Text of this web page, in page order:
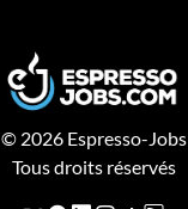
© 2026 Espresso-Jobs
Tous droits réservés